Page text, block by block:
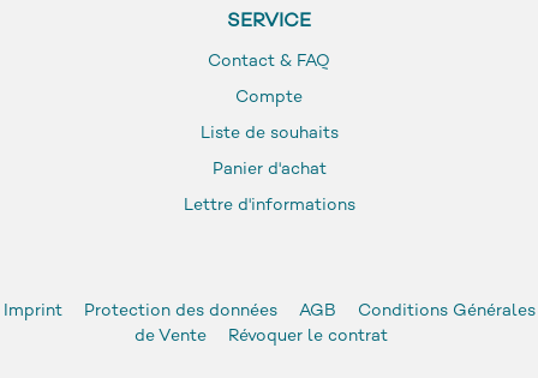
SERVICE
Contact & FAQ
Compte
Liste de souhaits
Panier d'achat
Lettre d'informations
Imprint Protection des données AGB
Conditions Générales
de Vente
Révoquer le contrat